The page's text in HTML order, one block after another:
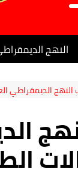
النهج
جريدة النهج
النهج الديمقراطي